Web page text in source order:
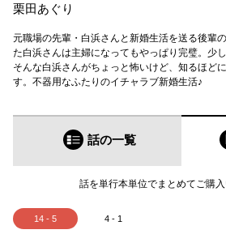
栗田あぐり
元職場の先輩・白浜さんと新婚生活を送る後輩
た白浜さんは主婦になってもやっぱり完璧。少
そんな白浜さんがちょっと怖いけど、知るほど
す。不器用なふたりのイチャラブ新婚生活♪
話の一覧
話を単行本単位でまとめてご購
14 - 5 4 - 1